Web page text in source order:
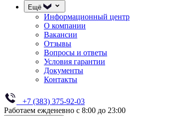
Ещё
Информационный центр
О компании
Вакансии
Отзывы
Вопросы и ответы
Условия гарантии
Документы
Контакты
+7 (383) 375-92-03
Работаем ежденевно с 8:00 до 23:00